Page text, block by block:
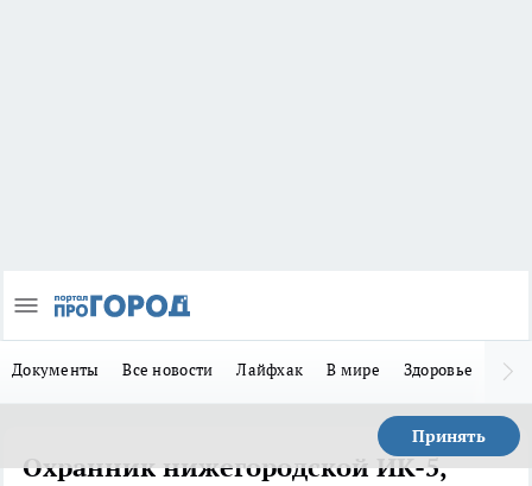
Документы Все новости Лайфхак В мире Здоровье
Принять
Охранник нижегородской ИК-5,